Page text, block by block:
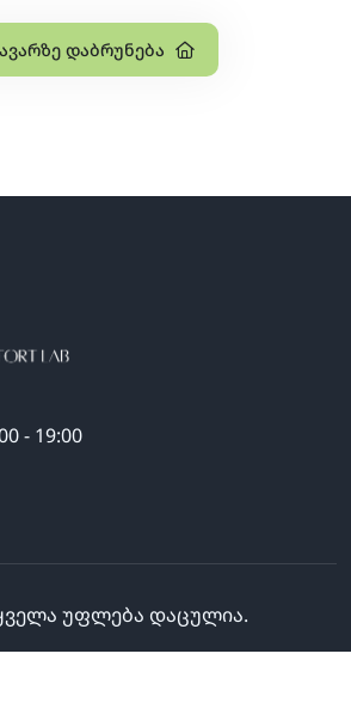
Დაბრუნება
- 19:00
უფლება დაცულია.